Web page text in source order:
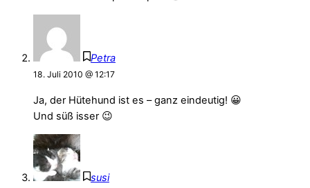
Petra
18. Juli 2010 @ 12:17
Ja, der Hütehund ist es – ganz eindeutig! 😀
Und süß isser 😉
susi